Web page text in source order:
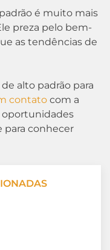
é muito mais
preza pelo bem-
as tendências de
alto padrão para
contato com a
oportunidades
para conhecer